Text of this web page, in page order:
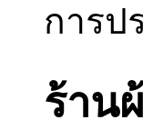
การป
ร้าน